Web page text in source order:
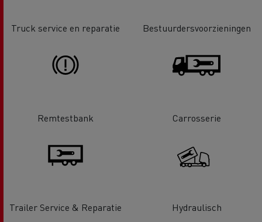
Truck service en reparatie Bestuurdersvoorzieningen
Remtestbank Carrosserie
Trailer Service & Reparatie Hydraulisch